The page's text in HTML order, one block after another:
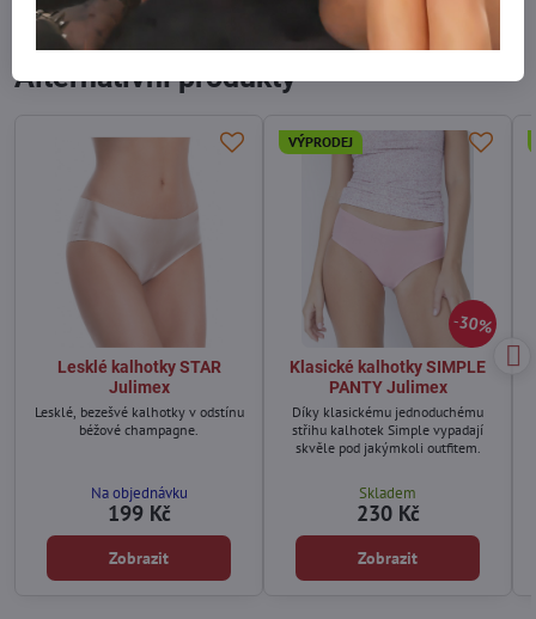
Facebook Reddit WhatsApp
Alternativní produkty
Lesklé kalhotky STAR
Julimex
Lesklé, bezešvé kalhotky v odstínu
béžové champagne.
Na objednávku
199 Kč
Zobrazit
30%
VÝPRODEJ
Klasické kalhotky SIMPLE
PANTY Julimex
Díky klasickému jednoduchému
střihu kalhotek Simple vypadají
skvěle pod jakýmkoli outfitem.
Skladem
230 Kč
Zobrazit